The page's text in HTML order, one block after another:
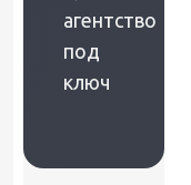
агентство
под
ключ